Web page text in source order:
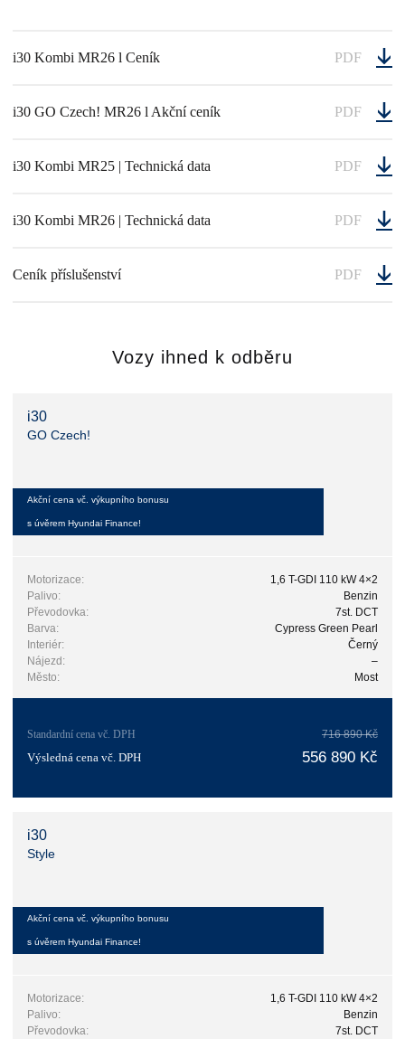
i30 Kombi MR26 l Ceník PDF
i30 GO Czech! MR26 l Akční ceník PDF
i30 Kombi MR25 | Technická data PDF
i30 Kombi MR26 | Technická data PDF
Ceník příslušenství PDF
Vozy ihned k odběru
i30
GO Czech!
Akční cena vč. výkupního bonusu
s úvěrem Hyundai Finance!
Motorizace:
1,6 T-GDI 110 kW 4×2
Palivo:
Benzin
Převodovka:
7st. DCT
Barva:
Cypress Green Pearl
Interiér:
Černý
Nájezd:
–
Město:
Most
Standardní cena vč. DPH 716 890 Kč
Výsledná cena vč. DPH 556 890 Kč
i30
Style
Akční cena vč. výkupního bonusu
s úvěrem Hyundai Finance!
Motorizace:
1,6 T-GDI 110 kW 4×2
Palivo:
Benzin
Převodovka:
7st. DCT